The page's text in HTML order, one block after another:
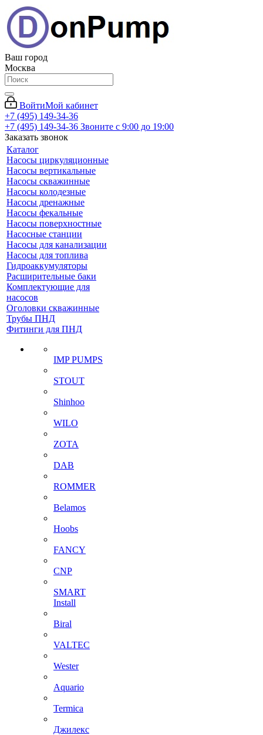
Ваш город
Москва
ВойтиМой кабинет
+7 (495) 149-34-36
+7 (495) 149-34-36 Звоните с 9:00 до 19:00
Заказать звонок
Каталог
Насосы циркуляционные
Насосы вертикальные
Насосы скважинные
Насосы колодезные
Насосы дренажные
Насосы фекальные
Насосы поверхностные
Насосные станции
Насосы для канализации
Насосы для топлива
Гидроаккумуляторы
Расширительные баки
Комплектующие для
насосов
Оголовки скважинные
Трубы ПНД
Фитинги для ПНД
IMP PUMPS
STOUT
Shinhoo
WILO
ZOTA
DAB
ROMMER
Belamos
Hoobs
FANCY
CNP
SMART
Install
Biral
VALTEC
Wester
Aquario
Termica
Джилекс